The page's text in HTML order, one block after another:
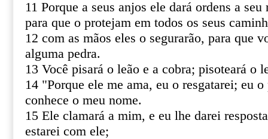
11 Porque a seus anjos ele dará ordens a seu
para que o protejam em todos os seus
12 com as mãos eles o segurarão, para que
alguma pedra.
13 Você pisará o leão e a cobra; pisoteará o
14 "Porque ele me ama, eu o resgatarei; eu
conhece o meu nome.
15 Ele clamará a mim, e eu lhe darei
estarei com ele;